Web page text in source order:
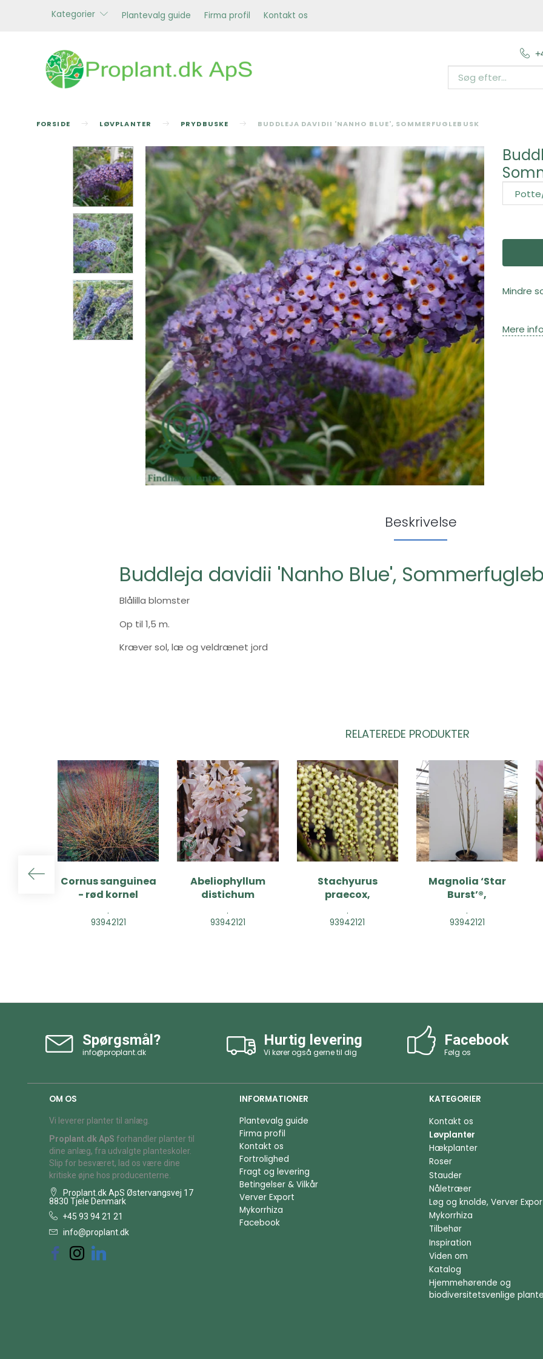
Kategorier Plantevalg guide Firma profil Kontakt os
FORSIDE LØVPLANTER PRYDBUSKE BUDDLEJA DAVIDII 'NANHO BLUE', SOMMERFUGLEBUSK
Mindre
Mere
Beskrivelse
Buddleja davidii 'Nanho Blue',
Blålilla blomster
Op til 1,5 m.
Kræver sol, læ og veldrænet jord
RELATEREDE PRODUKTER
Cornus sanguinea
- rød kornel
.
93942121
Abeliophyllum
distichum
.
93942121
Stachyurus
praecox,
.
93942121
Magnolia ‘Star
Burst’®,
.
93942121
Spørgsmål?
info@proplant.dk
Hurtig levering
Vi kører også gerne til dig
Facebook
Følg os
OM OS
Vi leverer planter til anlæg.
Proplant.dk ApS forhandler planter til
dine anlæg, fra udvalgte planteskoler.
Slip for besværet, lad os være dine
kritiske øjne hos producenterne.
Proplant.dk ApS Østervangsvej 17
8830 Tjele Denmark
+45 93 94 21 21
info@proplant.dk
INFORMATIONER
Plantevalg guide
Firma profil
Kontakt os
Fortrolighed
Fragt og levering
Betingelser & Vilkår
Verver Export
Mykorrhiza
Facebook
KATEGORIER
Kontakt os
Løvplanter
Hækplanter
Roser
Stauder
Nåletræer
Løg og knolde, Verver
Mykorrhiza
Tilbehør
Inspiration
Viden om
Katalog
Hjemmehørende og
biodiversitetsvenlige